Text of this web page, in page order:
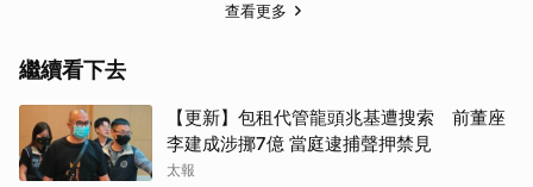
查看更多
繼續看下去
【更新】包租代管龍頭兆基遭搜索 前董座
李建成涉挪7億 當庭逮捕聲押禁見
太報